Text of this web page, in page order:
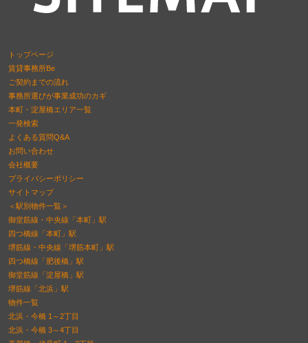
トップページ
賃貸事務所Be
ご契約までの流れ
事務所選びが事業成功のカギ
本町・淀屋橋エリア一覧
一発検索
よくある質問Q&A
お問い合わせ
会社概要
プライバシーポリシー
サイトマップ
＜駅別物件一覧＞
御堂筋線・中央線「本町」駅
四つ橋線「本町」駅
堺筋線・中央線「堺筋本町」駅
四つ橋線「肥後橋」駅
御堂筋線「淀屋橋」駅
堺筋線「北浜」駅
物件一覧
北浜・今橋 1～2丁目
北浜・今橋 3～4丁目